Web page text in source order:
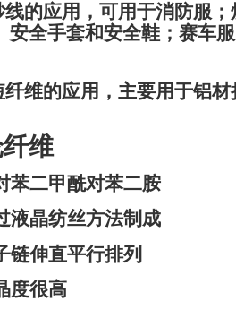
的应用，可用于消防服；
安全手套和安全鞋；赛车
维的应用，主要用于铝材
维
苯二甲酰对苯二胺
液晶纺丝方法制成
链伸直平行排列
度很高